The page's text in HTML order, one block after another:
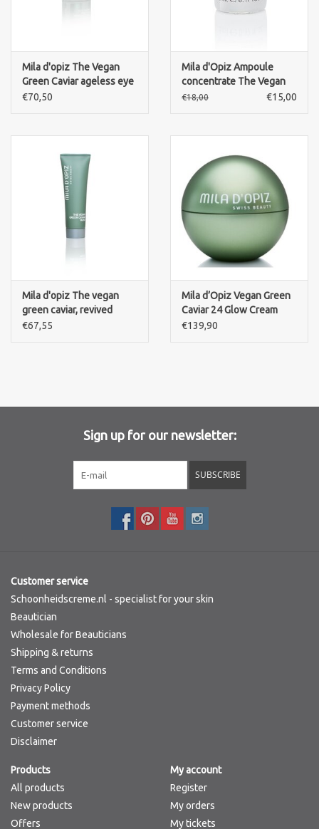
Mila d'opiz The Vegan
Green Caviar ageless eye
cream
€70,50
Mila d'Opiz Ampoule
concentrate The Vegan
Green Caviar 5 ml
€18,00 €15,00
Mila d'opiz The vegan
green caviar, revived
hydration mask
€67,55
Mila d’Opiz Vegan Green
Caviar 24 Glow Cream
€139,90
Sign up for our newsletter:
SUBSCRIBE
Customer service
Schoonheidscreme.nl - specialist for your skin
Beautician
Wholesale for Beauticians
Shipping & returns
Terms and Conditions
Privacy Policy
Payment methods
Customer service
Disclaimer
Products
All products
New products
Offers
My account
Register
My orders
My tickets